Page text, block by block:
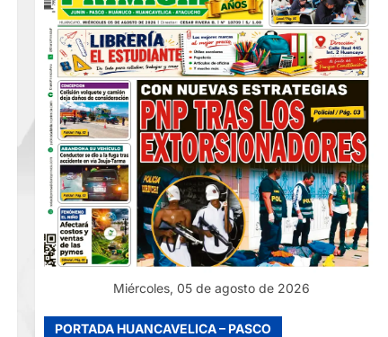
Miércoles, 05 de agosto de 2026
PORTADA HUANCAVELICA – PASCO